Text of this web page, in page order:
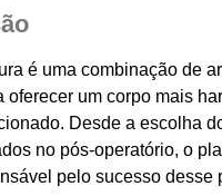
é uma combinação de
oferecer um corpo mais
Desde a escolha
no pós-operatório, o
pelo sucesso desse